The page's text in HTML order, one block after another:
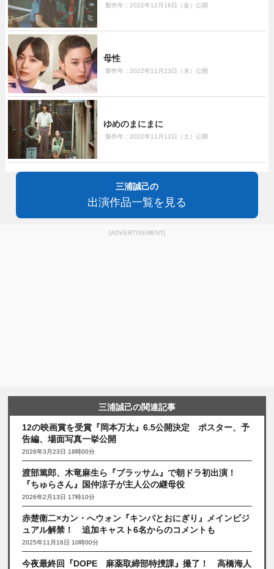
製作年：2022年12月16日（金）公開
母性
製作年：2022年11月23日（水）公開
ゆめのまにまに
製作年：2022年11月12日（土）公開
三浦誠己の
出演作品一覧を見る
[ADVERTISEMENT]
三浦誠己の関連記事
12の映画賞を受賞『岡本万太』6.5公開決定 ポスター、予
告編、場面写真一挙公開
2026年3月23日 18時00分
渡部篤郎、木竜麻生ら『ブラッサム』で朝ドラ初出演！
『ちゅらさん』国仲涼子が主人公の継母役
2026年2月13日 17時10分
赤楚衛二×カン・へウォン『キンパとおにぎり』メインビジ
ュアル解禁！ 追加キャスト6名からのコメントも
2025年11月16日 10時00分
今夜最終回『DOPE 麻薬取締部特捜課』撮了！ 高橋海人